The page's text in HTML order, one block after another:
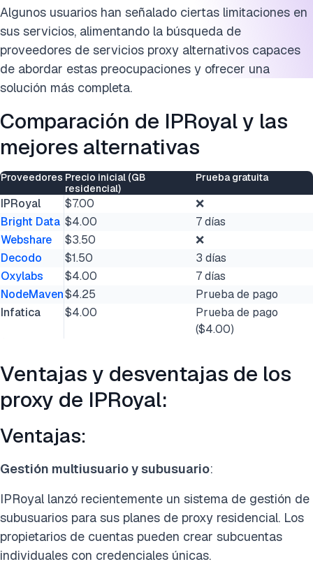
Algunos usuarios han señalado ciertas limitaciones en
sus servicios, alimentando la búsqueda de
proveedores de servicios proxy alternativos capaces
de abordar estas preocupaciones y ofrecer una
solución más completa.
Comparación de IPRoyal y las
mejores alternativas
Proveedores Precio inicial (GB
residencial)
Prueba gratuita
IPRoyal $7.00
❌
Bright Data $4.00
7 días
Webshare
$3.50
❌
Decodo
$1.50
3 días
Oxylabs
$4.00
7 días
NodeMaven$4.25
Prueba de pago
Infatica
$4.00
Prueba de pago
($4.00)
Ventajas y desventajas de los
proxy de IPRoyal:
Ventajas:
Gestión multiusuario y subusuario:
IPRoyal lanzó recientemente un sistema de gestión de
subusuarios para sus planes de proxy residencial. Los
propietarios de cuentas pueden crear subcuentas
individuales con credenciales únicas.